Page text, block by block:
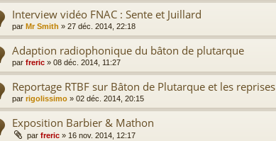
Interview vidéo FNAC : Sente et Juillard
par Mr Smith » 27 déc. 2014, 22:18
Adaption radiophonique du bâton de plutarque
par freric » 08 déc. 2014, 11:27
Reportage RTBF sur Bâton de Plutarque et les reprises
par rigolissimo » 02 déc. 2014, 20:15
Exposition Barbier & Mathon
par freric » 16 nov. 2014, 12:17